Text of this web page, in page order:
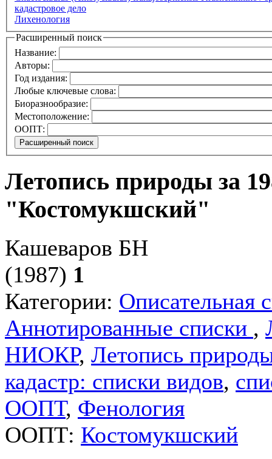
кадастровое дело
Лихенология
Расширенный поиск
Название:
Авторы:
Год издания:
Любые ключевые слова:
Биоразнообразие:
Местоположение:
ООПТ:
Летопись природы за
"Костомукшский"
Кашеваров БН
(1987) 1
Категории: Описательная
Аннотированные списки ,
НИОКР, Летопись
кадастр: списки видов,
ООПТ, Фенология
ООПТ: Костомукшский